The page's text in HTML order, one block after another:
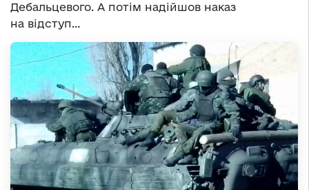
Дебальцевого. А потім надійшов наказ
на відступ…